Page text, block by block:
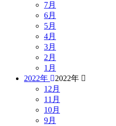
7月
6月
5月
4月
3月
2月
1月
2022年
2022年
12月
11月
10月
9月